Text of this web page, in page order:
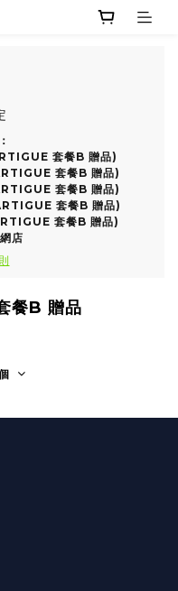
套餐B 贈品)
套餐B 贈品)
套餐B 贈品)
套餐B 贈品)
套餐B 贈品)
網店
餐B 贈品